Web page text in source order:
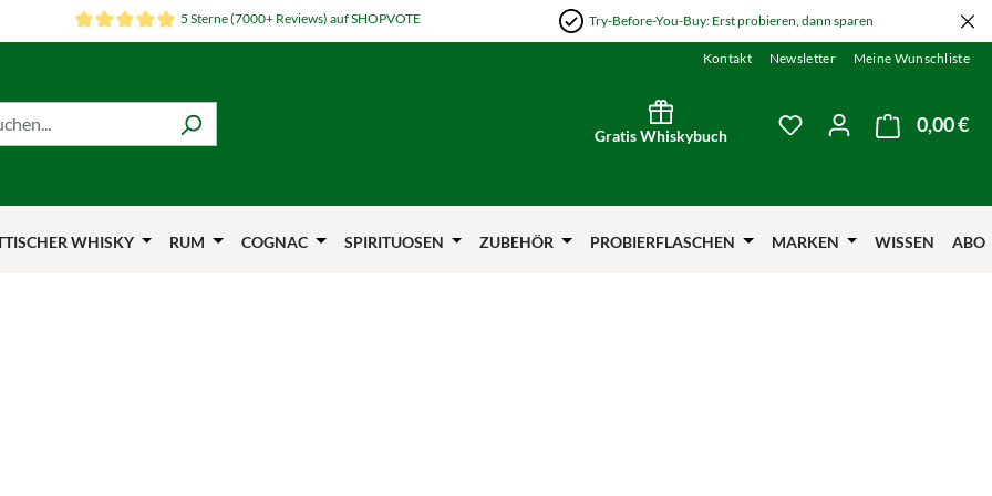
5 Sterne (7000+ Reviews) auf SHOPVOTE Try-Before-You-Buy: Erst probieren, dann sparen
Kontakt Newsletter Meine Wunschliste
Gratis Whiskybuch
Du hast 0 Produkte
0,00 €
WHISKY RUM COGNAC SPIRITUOSEN ZUBEHÖR PROBIERFLASCHEN MARKEN WISSEN ABO